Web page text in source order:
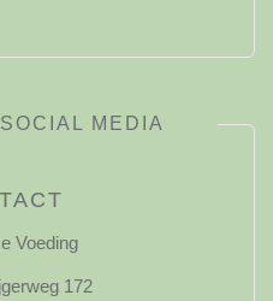
MEDIA
Voeding
172